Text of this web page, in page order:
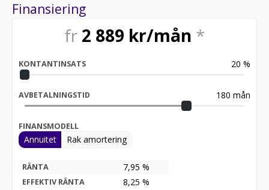
Finansiering
fr 2 889 kr/mån *
KONTANTINSATS 20 %
AVBETALNINGSTID 180 mån
FINANSMODELL
Annuitet Rak amortering
RÄNTA 7,95 %
EFFEKTIV RÄNTA 8,25 %